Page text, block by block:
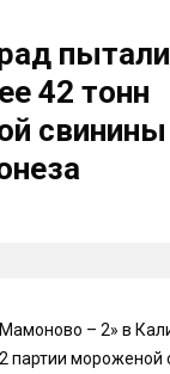
42 тонн
– 2» в
партии мороженой